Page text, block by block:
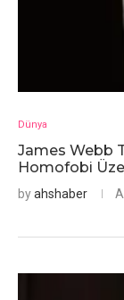
Dünya
James Webb
Homofobi
byahshaber